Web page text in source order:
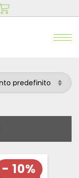
- 10%